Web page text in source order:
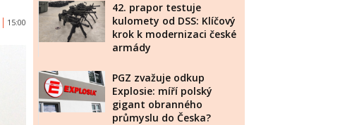
15:00
42. prapor testuje
kulomety od DSS: Klíčový
krok k modernizaci české
armády
PGZ zvažuje odkup
Explosie: míří polský
gigant obranného
průmyslu do Česka?